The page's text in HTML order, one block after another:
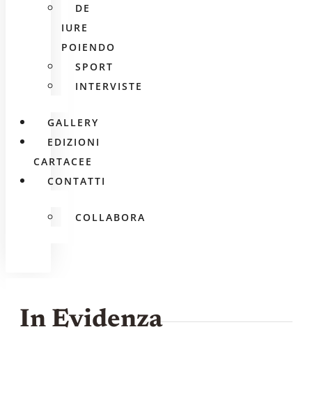
DE
IURE
POIENDO
SPORT
INTERVISTE
GALLERY
EDIZIONI
CARTACEE
CONTATTI
COLLABORA
In Evidenza